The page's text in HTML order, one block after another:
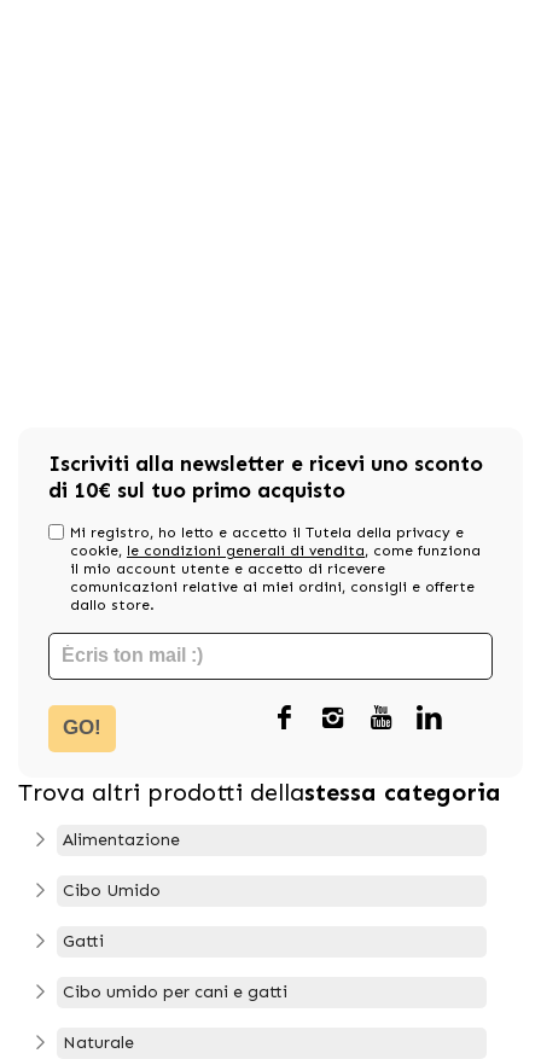
Iscriviti alla newsletter e ricevi uno sconto
di 10€ sul tuo primo acquisto
Mi registro, ho letto e accetto il Tutela della privacy e
cookie, le condizioni generali di vendita, come funziona
il mio account utente e accetto di ricevere
comunicazioni relative ai miei ordini, consigli e offerte
dallo store.
GO!
Trova altri prodotti dellastessa categoria
Alimentazione
Cibo Umido
Gatti
Cibo umido per cani e gatti
Naturale